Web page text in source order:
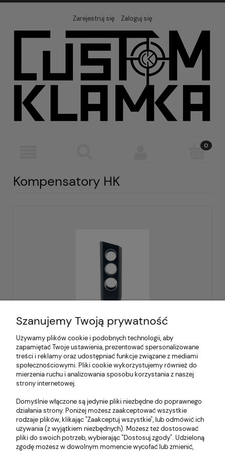
Zarejestruj się Zaloguj się
Kompensatory HK
Kompensator HA-CK HK
do koszyka
Szanujemy Twoją prywatność
Używamy plików cookie i podobnych technologii, aby
zapamiętać Twoje ustawienia, prezentować spersonalizowane
treści i reklamy oraz udostępniać funkcje związane z mediami
społecznościowymi. Pliki cookie wykorzystujemy również do
mierzenia ruchu i analizowania sposobu korzystania z naszej
strony internetowej.
Domyślnie włączone są jedynie pliki niezbędne do poprawnego
działania strony. Poniżej możesz zaakceptować wszystkie
rodzaje plików, klikając "Zaakceptuj wszystkie", lub odmówić ich
używania (z wyjątkiem niezbędnych). Możesz też dostosować
pliki do swoich potrzeb, wybierając "Dostosuj zgody". Udzieloną
zgodę możesz w dowolnym momencie wycofać lub zmienić,